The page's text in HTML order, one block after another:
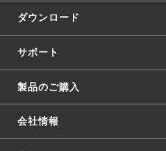
ダウンロード
サポート
製品のご購入
会社情報